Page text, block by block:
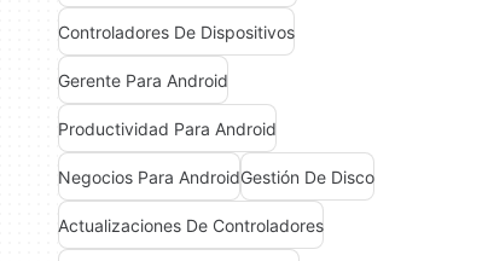
Controladores De Dispositivos
Gerente Para Android
Productividad Para Android
Negocios Para AndroidGestión De Disco
Actualizaciones De Controladores